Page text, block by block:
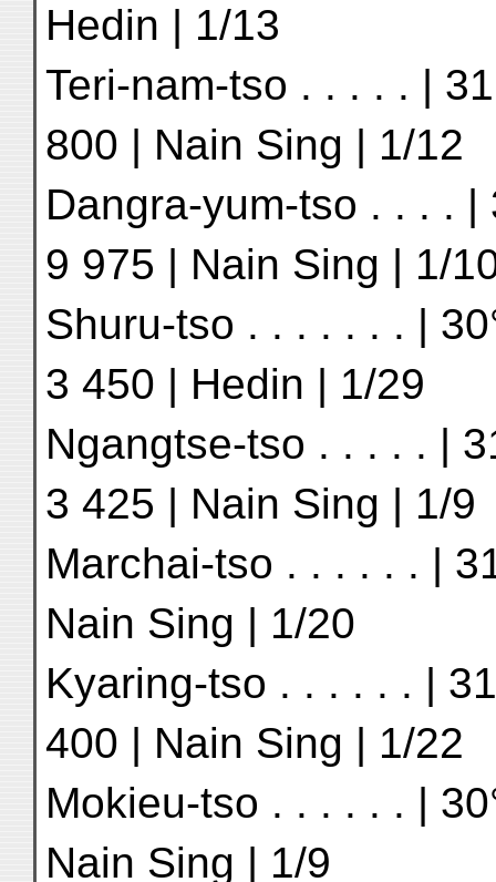
Hedin | 1/13
Teri-nam-tso . . . . . |
800 | Nain Sing | 1/12
Dangra-yum-tso . . . . |
9 975 | Nain Sing | 1/
Shuru-tso . . . . . . . |
3 450 | Hedin | 1/29
Ngangtse-tso . . . . . |
3 425 | Nain Sing | 1/9
Marchai-tso . . . . . . |
Nain Sing | 1/20
Kyaring-tso . . . . . . |
400 | Nain Sing | 1/22
Mokieu-tso . . . . . . |
Nain Sing | 1/9